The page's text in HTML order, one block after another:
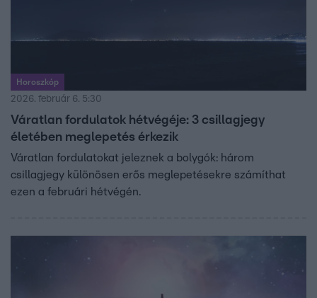
Horoszkóp
2026. február 6. 5:30
Váratlan fordulatok hétvégéje: 3 csillagjegy
életében meglepetés érkezik
Váratlan fordulatokat jeleznek a bolygók: három
csillagjegy különösen erős meglepetésekre számíthat
ezen a februári hétvégén.